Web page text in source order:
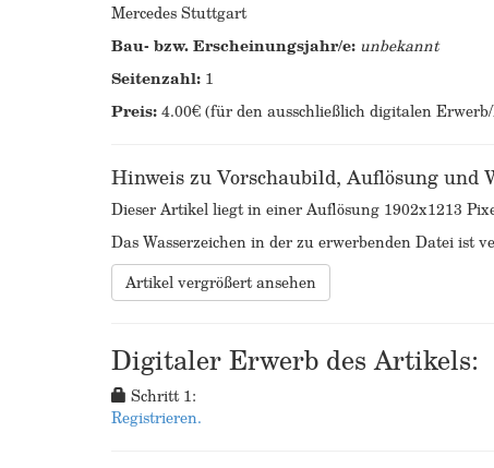
Mercedes Stuttgart
Bau- bzw. Erscheinungsjahr/e: unbekannt
Seitenzahl: 1
Preis:4.00€ (für den ausschließlich digitalen
Hinweis zu Vorschaubild, Auflösung und
Dieser Artikel liegt in einer Auflösung 1902x1213
Das Wasserzeichen in der zu erwerbenden Datei ist
Artikel vergrößert ansehen
Digitaler Erwerb des Artikels:
Schritt 1:
Registrieren.